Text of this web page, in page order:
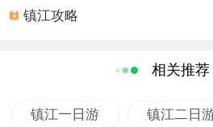
宫。该宫创建于西汉时三茅真君得
年），赐额圣佑观，专祀大茅真君
内原有太元、高真、二圣、灵官、
镇江攻略
相关推荐
镇江一日游 镇江二日